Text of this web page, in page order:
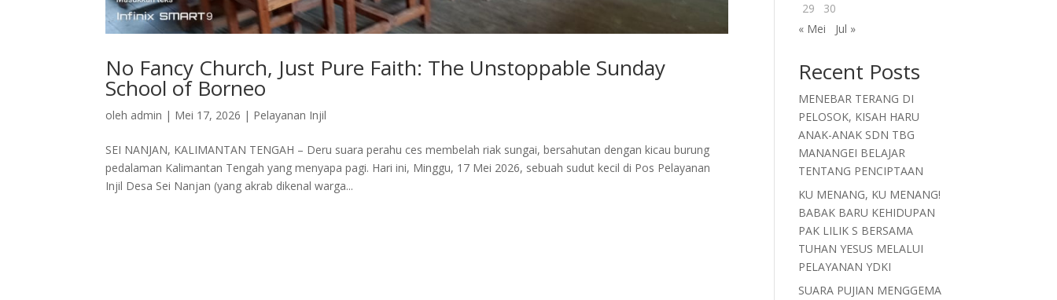
No Fancy Church, Just Pure Faith: The Unstoppable Sunday
School of Borneo
oleh admin | Mei 17, 2026 | Pelayanan Injil
SEI NANJAN, KALIMANTAN TENGAH – Deru suara perahu ces membelah riak sungai, bersahutan dengan kicau burung
pedalaman Kalimantan Tengah yang menyapa pagi. Hari ini, Minggu, 17 Mei 2026, sebuah sudut kecil di Pos Pelayanan
Injil Desa Sei Nanjan (yang akrab dikenal warga...
29
30
« Mei
Jul »
Recent Posts
MENEBAR TERANG DI
PELOSOK, KISAH HARU
ANAK-ANAK SDN TBG
MANANGEI BELAJAR
TENTANG PENCIPTAAN
KU MENANG, KU MENANG!
BABAK BARU KEHIDUPAN
PAK LILIK S BERSAMA
TUHAN YESUS MELALUI
PELAYANAN YDKI
SUARA PUJIAN MENGGEMA